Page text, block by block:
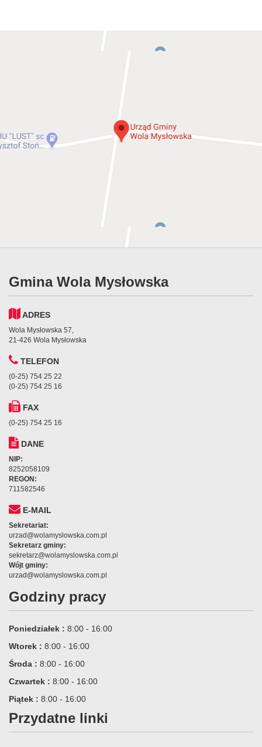
Gmina Wola Mysłowska
ADRES
Wola Mysłowska 57,
21-426 Wola Mysłowska
TELEFON
(0-25) 754 25 22
(0-25) 754 25 16
FAX
(0-25) 754 25 16
DANE
NIP:
8252058109
REGON:
711582546
E-MAIL
Sekretariat:
urzad@wolamyslowska.com.pl
Sekretarz gminy:
sekretarz@wolamyslowska.com.pl
Wójt gminy:
urzad@wolamyslowska.com.pl
Godziny pracy
Poniedziałek : 8:00 - 16:00
Wtorek : 8:00 - 16:00
Środa : 8:00 - 16:00
Czwartek : 8:00 - 16:00
Piątek : 8:00 - 16:00
Przydatne linki